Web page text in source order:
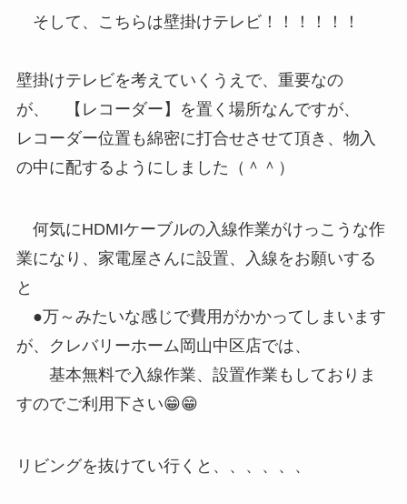
そして、こちらは壁掛けテレビ！！！！！！
壁掛けテレビを考えていくうえで、重要なの
が、 【レコーダー】を置く場所なんですが、
レコーダー位置も綿密に打合せさせて頂き、物入
の中に配するようにしました（＾＾）
何気にHDMIケーブルの入線作業がけっこうな作
業になり、家電屋さんに設置、入線をお願いする
と
●万～みたいな感じで費用がかかってしまいます
が、クレバリーホーム岡山中区店では、
基本無料で入線作業、設置作業もしておりま
すのでご利用下さい😁😁
リビングを抜けてい行くと、、、、、、